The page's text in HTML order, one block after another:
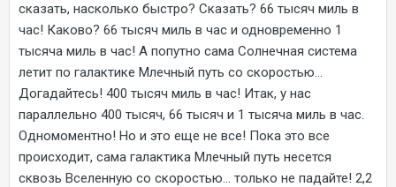
сказать, насколько быстро? Сказать? 66 тысяч миль в
час! Каково? 66 тысяч миль в час и одновременно 1
тысяча миль в час! А попутно сама Солнечная система
летит по галактике Млечный путь со скоростью…
Догадайтесь! 400 тысяч миль в час! Итак, у нас
параллельно 400 тысяч, 66 тысяч и 1 тысяча миль в час.
Одномоментно! Но и это еще не все! Пока это все
происходит, сама галактика Млечный путь несется
сквозь Вселенную со скоростью… только не падайте! 2,2